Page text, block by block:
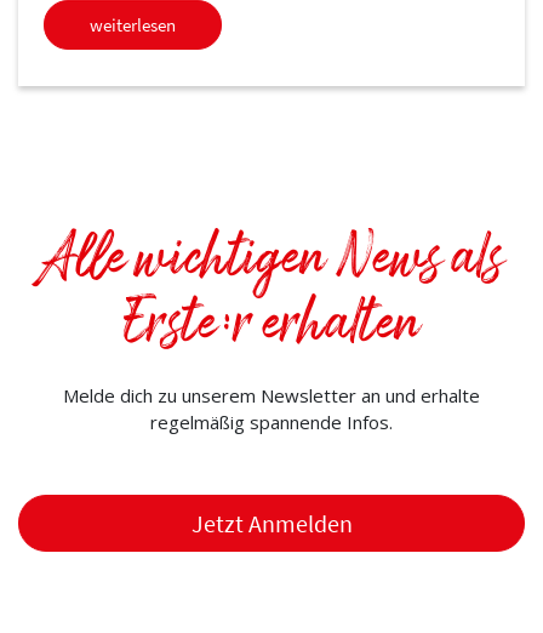
weiterlesen
Alle wichtigen News als
Erste:r erhalten
Melde dich zu unserem Newsletter an und erhalte
regelmäßig spannende Infos.
Jetzt Anmelden